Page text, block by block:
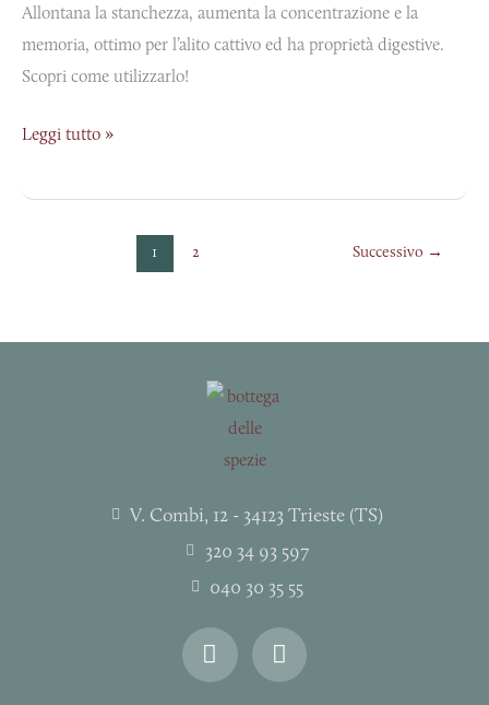
Allontana la stanchezza, aumenta la concentrazione e la
memoria, ottimo per l’alito cattivo ed ha proprietà digestive.
Scopri come utilizzarlo!
Leggi tutto »
1 2 Successivo →
V. Combi, 12 - 34123 Trieste (TS)
320 34 93 597
040 30 35 55
I
n
s
F
a
c